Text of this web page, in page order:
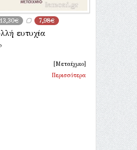
13,30€ 7,98€
ευτυχία
[Μεταίχμιο]
Περισσότερα